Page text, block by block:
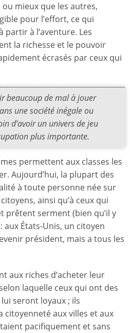
mieux que les autres,
pour l’effort, ce qui
à l’aventure. Les
la richesse et le pouvoir
écrasés par ceux qui
beaucoup de mal à jouer
une société inégale ou
d’avoir un univers de jeu
plus importante.
permettent aux classes les
Aujourd’hui, la plupart des
à toute personne née sur
ainsi qu’à ceux qui
prêtent serment (bien qu’il y
États-Unis, un citoyen
président, mais a tous les
aux riches d’acheter leur
laquelle ceux qui ont des
seront loyaux ; ils
citoyenneté aux villes et aux
pacifiquement et sans